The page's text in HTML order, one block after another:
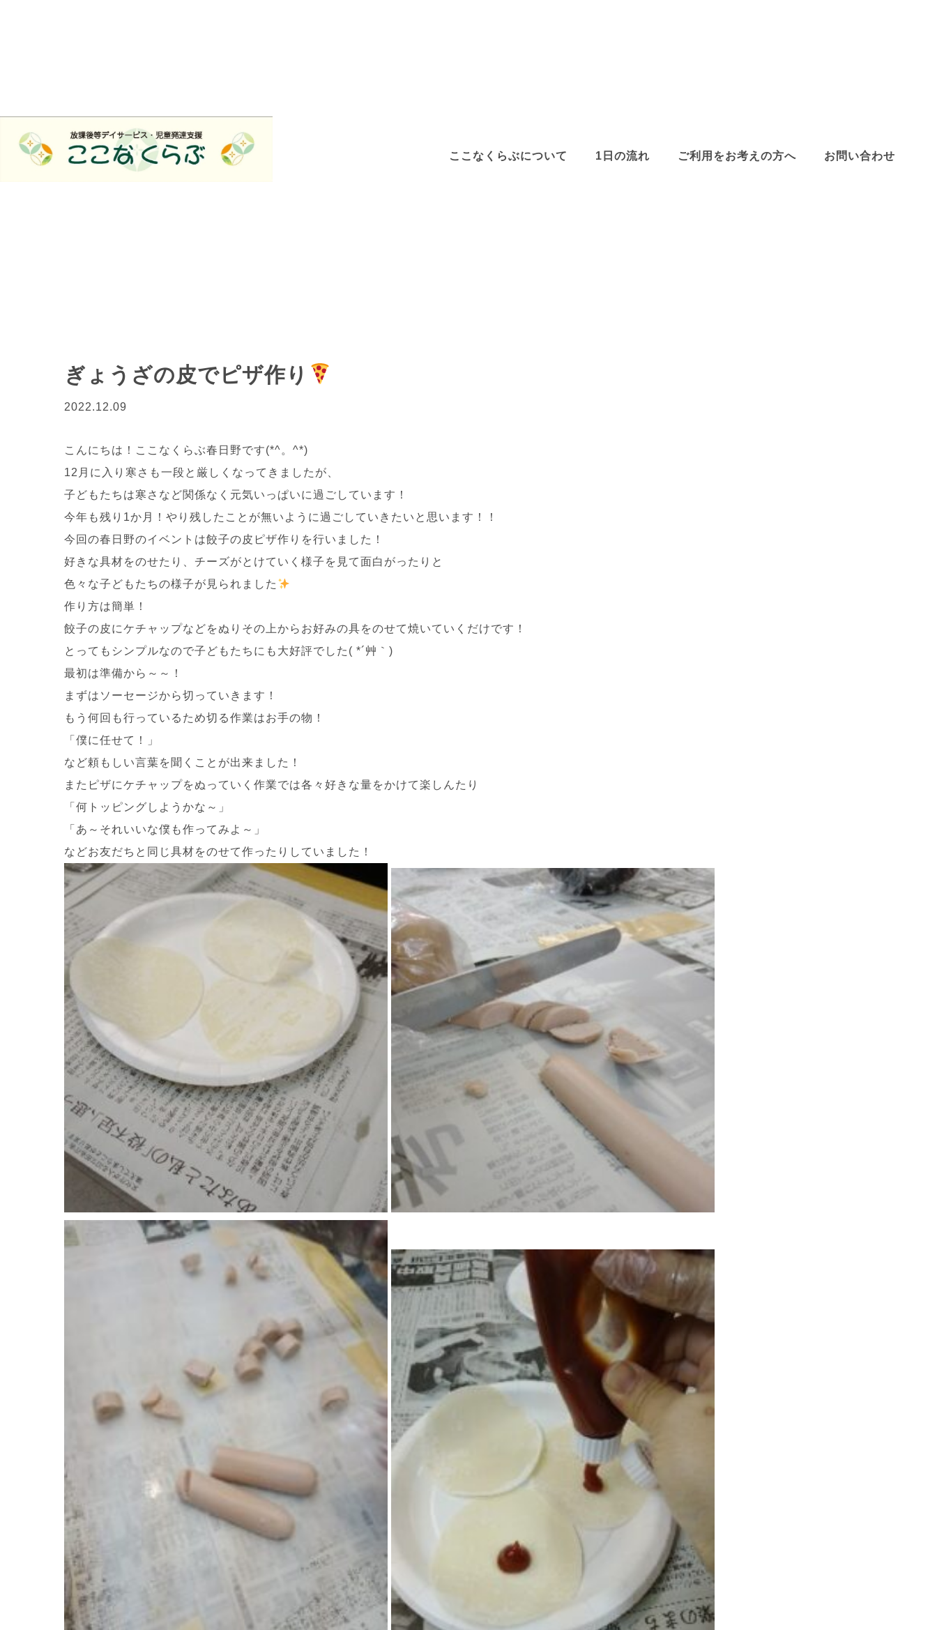
ここなくらぶについて 1日の流れ ご利用をお考えの方へ お問い合わせ
ぎょうざの皮でピザ作り
2022.12.09
こんにちは！ここなくらぶ春日野です(*^。^*)
12月に入り寒さも一段と厳しくなってきましたが、
子どもたちは寒さなど関係なく元気いっぱいに過ごしています！
今年も残り1か月！やり残したことが無いように過ごしていきたいと思います！！
今回の春日野のイベントは餃子の皮ピザ作りを行いました！
好きな具材をのせたり、チーズがとけていく様子を見て面白がったりと
色々な子どもたちの様子が見られました
作り方は簡単！
餃子の皮にケチャップなどをぬりその上からお好みの具をのせて焼いていくだけです！
とってもシンプルなので子どもたちにも大好評でした( *´艸｀)
最初は準備から～～！
まずはソーセージから切っていきます！
もう何回も行っているため切る作業はお手の物！
「僕に任せて！」
など頼もしい言葉を聞くことが出来ました！
またピザにケチャップをぬっていく作業では各々好きな量をかけて楽しんたり
「何トッピングしようかな～」
「あ～それいいな僕も作ってみよ～」
などお友だちと同じ具材をのせて作ったりしていました！